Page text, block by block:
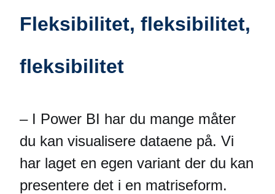
Fleksibilitet, fleksibilitet,
fleksibilitet
– I Power BI har du mange måter
du kan visualisere dataene på. Vi
har laget en egen variant der du kan
presentere det i en matriseform.